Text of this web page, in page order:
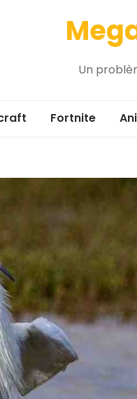
Un
Fortnite